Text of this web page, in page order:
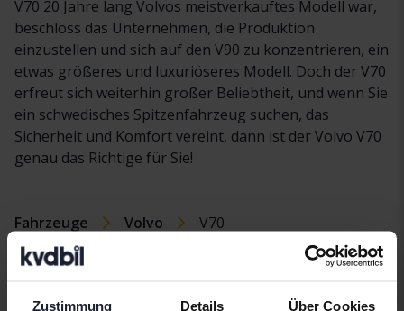
Zustimmung Details Über Cookies
V70 20 Jahre lang Volvos meistverkauftes Modell war,
beschloss das Unternehmen, die Produktion
einzustellen und sich auf den V90 zu konzentrieren, ein
etwas größeres und luxuriöseres Modell. Doch der V70
erfreut sich weiterhin großer Beliebtheit, und wenn Sie
ein schwedisches Spitzenfahrzeug suchen, das
Sicherheit und Komfort vereint, dann ist der Volvo V70
genau das Richtige für Sie!
Fahrzeuge Volvo V70
VolvoModelle
Volvo C30 Volvo S90 Volvo XC40